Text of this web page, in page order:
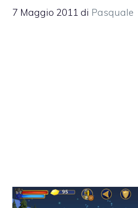
7 Maggio 2011 di Pasquale